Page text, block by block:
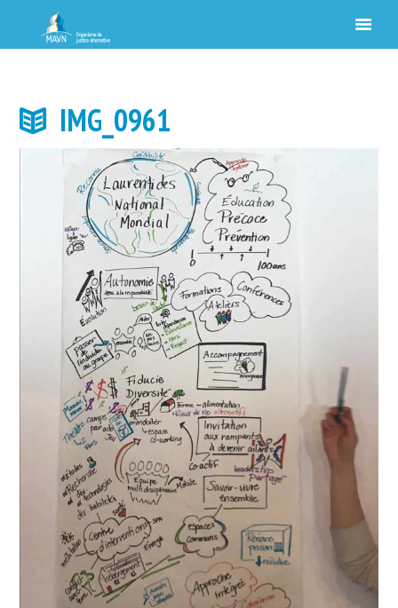
IMG_0961